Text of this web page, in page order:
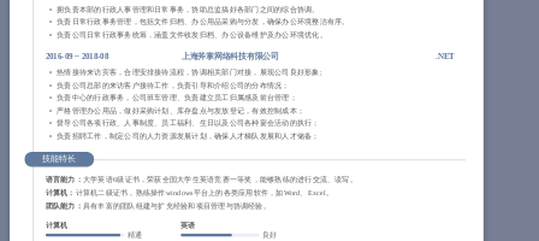
拥负责本部的行政人事管理和日常事务，协助总监搞好各部门之间的综合协调。
负责日常行政事务管理，包括文件归档、办公用品采购与分发，确保办公环境整洁有序。
负责公司日常行政事务统筹，涵盖文件收发归档、办公设备维护及办公环境优化。
2016-09~2018-08 上海斧掌网络科技有限公司 .NET
热情接待来访宾客，合理安排接待流程，协调相关部门对接，展现公司良好形象;
负责公司总部的来访客户接待工作，负责引导和介绍公司的分布情况；
负责中心的行政事务，公司班车管理、负责建立员工归属感及前台管理；
严格管理办公用品，做好采购计划、库存盘点与发放登记，有效控制成本；
督导公司各项行政、人事制度、员工福利、生日以及公司各种宴会活动的执行；
负责招聘工作，制定公司的人力资源发展计划，确保人才梯队发展和人才储备；
技能特长
语言能力： 大学英语6级证书，荣获全国大学生英语竞赛一等奖，能够熟练的进行交流、读写。
计算机： 计算机二级证书，熟练操作windows平台上的各类应用软件，如Word、Excel。
团队能力： 具有丰富的团队组建与扩充经验和项目管理与协调经验。
计算机
精通
英语
良好